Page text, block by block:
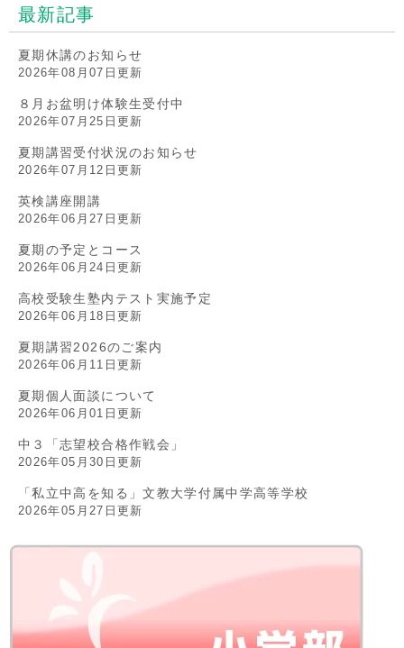
最新記事
夏期休講のお知らせ
2026年08月07日更新
８月お盆明け体験生受付中
2026年07月25日更新
夏期講習受付状況のお知らせ
2026年07月12日更新
英検講座開講
2026年06月27日更新
夏期の予定とコース
2026年06月24日更新
高校受験生塾内テスト実施予定
2026年06月18日更新
夏期講習2026のご案内
2026年06月11日更新
夏期個人面談について
2026年06月01日更新
中３「志望校合格作戦会」
2026年05月30日更新
「私立中高を知る」文教大学付属中学高等学校
2026年05月27日更新